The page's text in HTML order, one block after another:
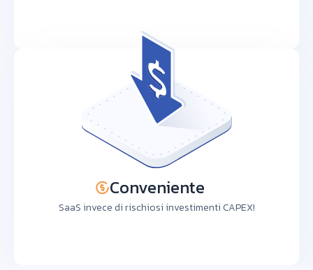
Conveniente
SaaS invece di rischiosi investimenti CAPEX!